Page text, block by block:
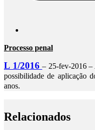
Processo penal
L 1/2016 – 25-fev-2016 –
possibilidade de aplicação
anos.
Relacionados